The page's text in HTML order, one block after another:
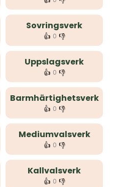
Sovringsverk
👍 0 👎
Uppslagsverk
👍 0 👎
Barmhärtighetsverk
👍 0 👎
Mediumvalsverk
👍 0 👎
Kallvalsverk
👍 0 👎